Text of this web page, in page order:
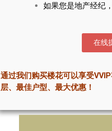
如果您是地产经纪
在线
通过我们购买楼花可以享受
层、最佳户型、最大优惠！